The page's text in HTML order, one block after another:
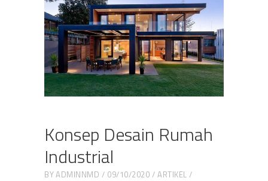
Konsep Desain Rumah
Industrial
BYADMINNMD 09/10/2020
ARTIKEL